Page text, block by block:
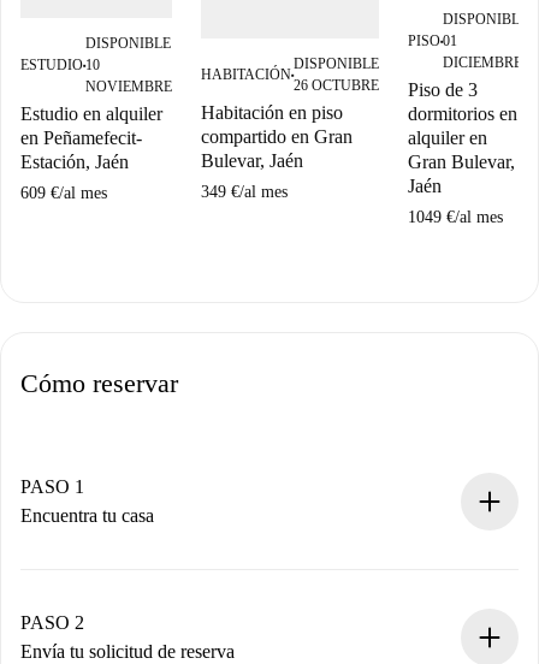
ESTUDIO■
DISPONIBLE
10
NOVIEMBRE
Estudio en alquiler
en Peñamefecit-
Estación, Jaén
609 €/al mes
HABITACIÓN■
DISPONIBLE
26 OCTUBRE
Habitación en piso
compartido en Gran
Bulevar, Jaén
349 €/al mes
PISO■
DISPONIBLE
01
DICIEMBRE
Piso de 3
dormitorios en
alquiler en
Gran Bulevar,
Jaén
1049 €/al mes
Cómo reservar
PASO 1
Encuentra tu casa
Tienes toda la información necesaria por adelantado.
PASO 2
Envía tu solicitud de reserva